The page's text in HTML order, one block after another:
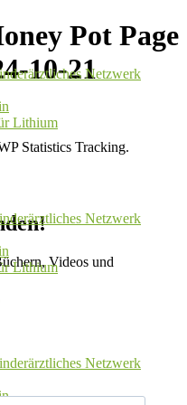
Netzwerk
Lithium
Netzwerk
Lithium
Netzwerk
Pot Page
10-21
Statistics Tracking.
Videos und